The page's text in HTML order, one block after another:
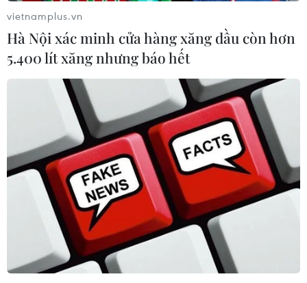
TIN CÙNG CHUYÊN MỤC
vietnamplus.vn
Hà Nội xác minh cửa hàng xăng dầu còn hơn
5.400 lít xăng nhưng báo hết